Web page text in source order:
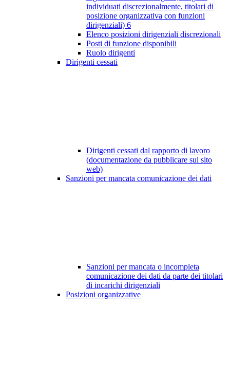
individuati discrezionalmente, titolari di
posizione organizzativa con funzioni
dirigenziali) 6
Elenco posizioni dirigenziali discrezionali
Posti di funzione disponibili
Ruolo dirigenti
Dirigenti cessati
Dirigenti cessati dal rapporto di lavoro
(documentazione da pubblicare sul sito
web)
Sanzioni per mancata comunicazione dei dati
Sanzioni per mancata o incompleta
comunicazione dei dati da parte dei titolari
di incarichi dirigenziali
Posizioni organizzative